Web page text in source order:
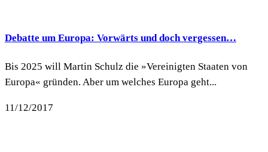
Debatte um Europa: Vorwärts und doch vergessen…
Bis 2025 will Martin Schulz die »Vereinigten Staaten von
Europa« gründen. Aber um welches Europa geht...
11/12/2017